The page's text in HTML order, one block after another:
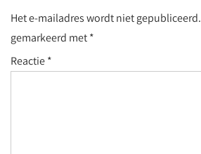
Het e-mailadres wordt niet gepubliceerd.
gemarkeerd met*
Reactie*